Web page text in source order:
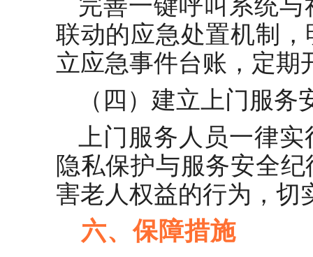
联动的应急处置机制
立应急事件台账，定期
（四）建立上门服
上门服务人员一律
隐私保护与服务安全
害老人权益的行为，切
六、保障措施